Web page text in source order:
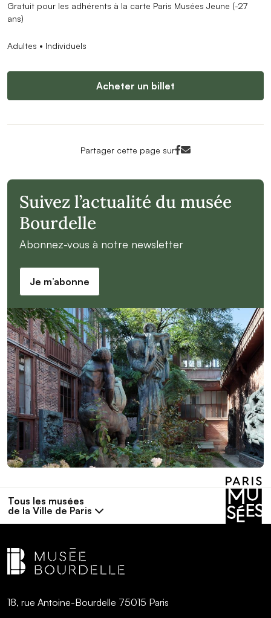
Gratuit pour les adhérents à la carte Paris Musées Jeune (-27
ans)
Adultes • Individuels
Acheter un billet
Partager cette page surFacebook<
Mail<
Suivez l’actualité du musée
Bourdelle
Abonnez-vous à notre newsletter
Je m’abonne
Tous les musées
de la Ville de Paris
18, rue Antoine-Bourdelle 75015 Paris